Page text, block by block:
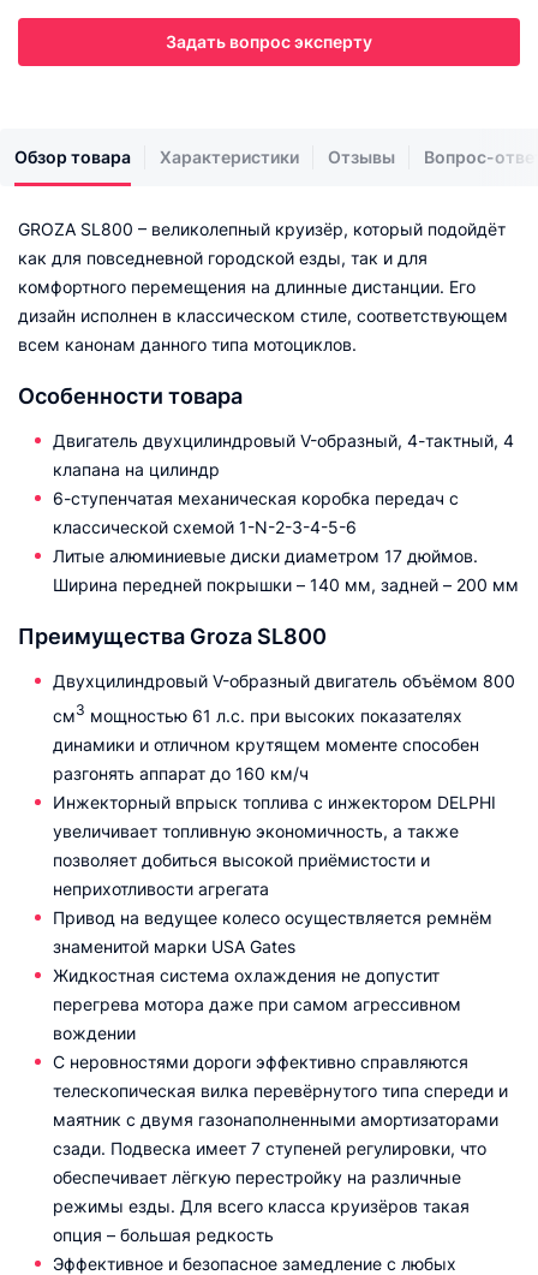
Задать вопрос эксперту
Обзор товара Характеристики Отзывы Вопрос-
GROZA SL800 – великолепный круизёр, который подойдёт
как для повседневной городской езды, так и для
комфортного перемещения на длинные дистанции. Его
дизайн исполнен в классическом стиле, соответствующем
всем канонам данного типа мотоциклов.
Особенности товара
Двигатель двухцилиндровый V-образный, 4-тактный, 4
клапана на цилиндр
6-ступенчатая механическая коробка передач с
классической схемой 1-N-2-3-4-5-6
Литые алюминиевые диски диаметром 17 дюймов.
Ширина передней покрышки – 140 мм, задней – 200 мм
Преимущества Groza SL800
Двухцилиндровый V-образный двигатель объёмом 800
см3 мощностью 61 л.с. при высоких показателях
динамики и отличном крутящем моменте способен
разгонять аппарат до 160 км/ч
Инжекторный впрыск топлива с инжектором DELPHI
увеличивает топливную экономичность, а также
позволяет добиться высокой приёмистости и
неприхотливости агрегата
Привод на ведущее колесо осуществляется ремнём
знаменитой марки USA Gates
Жидкостная система охлаждения не допустит
перегрева мотора даже при самом агрессивном
вождении
С неровностями дороги эффективно справляются
телескопическая вилка перевёрнутого типа спереди и
маятник с двумя газонаполненными амортизаторами
сзади. Подвеска имеет 7 ступеней регулировки, что
обеспечивает лёгкую перестройку на различные
режимы езды. Для всего класса круизёров такая
опция – большая редкость
Эффективное и безопасное замедление с любых